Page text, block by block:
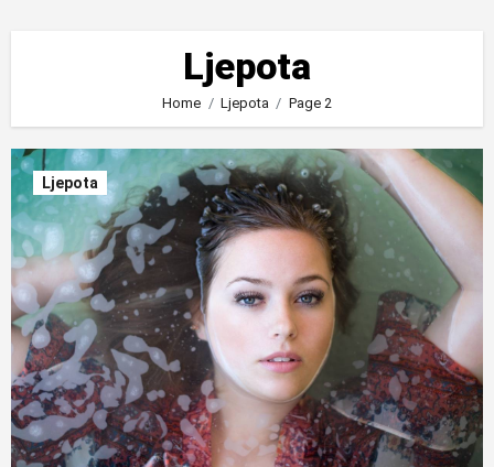
Ljepota
Home Ljepota Page 2
Ljepota